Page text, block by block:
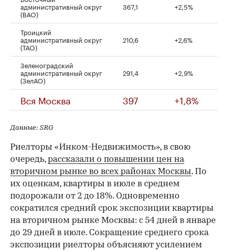
административный округ
(ВАО)
367,1 +2,5%
Троицкий
административный округ
(ТАО)
210,6 +2,6%
Зеленоградский
административный округ
(ЗелАО)
291,4 +2,9%
Вся Москва 397 +1,8%
Данные: SRG
Риелторы «Инком-Недвижимость», в свою
очередь,рассказали о повышении цен на
вторичном рынке во всех районах Москвы. По
их оценкам, квартиры в июле в среднем
подорожали от 2 до 18%. Одновременно
сократился средний срок экспозиции квартиры
на вторичном рынке Москвы: с 54 дней в январе
до 29 дней в июле. Сокращение среднего срока
экспозиции риелторы объясняют усилением